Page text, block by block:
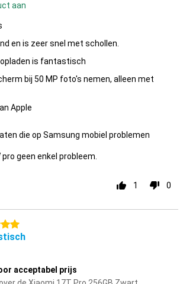
aan
en is zeer snel met schollen.
is fantastisch
bij 50 MP foto's nemen, alleen met
Apple
die op Samsung mobiel problemen
geen enkel probleem.
1 0
acceptabel prijs